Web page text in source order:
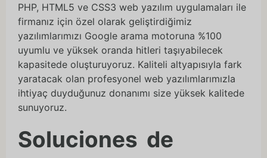
PHP, HTML5 ve CSS3 web yazılım uygulamaları ile
firmanız için özel olarak geliştirdiğimiz
yazılımlarımızı Google arama motoruna %100
uyumlu ve yüksek oranda hitleri taşıyabilecek
kapasitede oluşturuyoruz. Kaliteli altyapısıyla fark
yaratacak olan profesyonel web yazılımlarımızla
ihtiyaç duyduğunuz donanımı size yüksek kalitede
sunuyoruz.
Soluciones de